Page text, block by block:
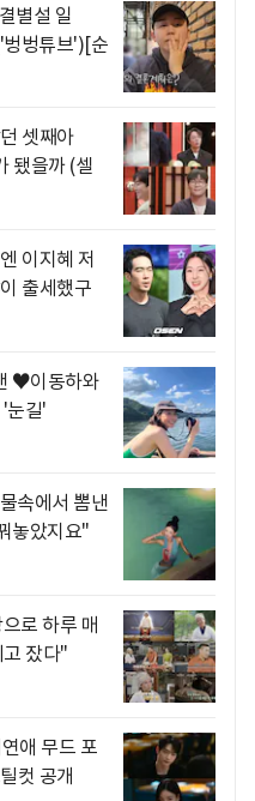
별설 일
벙튜브')[순
셋째아
됐을까 (셀
이지혜 저
출세했구
♥이동하와
'눈길'
속에서 뽐낸
놓았지요"
로 하루 매
잤다"
애 무드 포
컷 공개